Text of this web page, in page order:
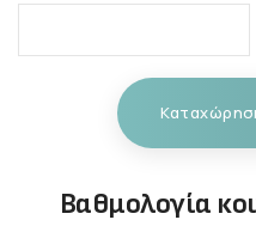
Βαθμολογία